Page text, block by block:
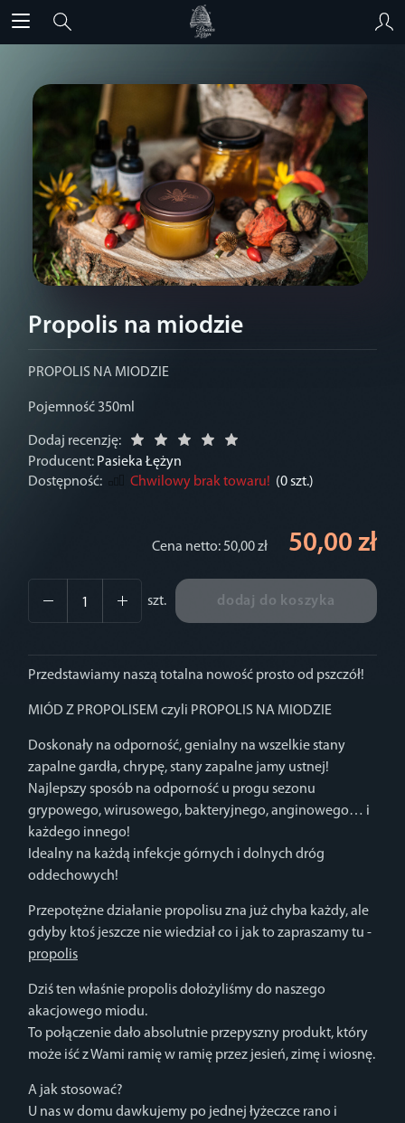
Propolis na miodzie
PROPOLIS NA MIODZIE
Pojemność 350ml
Dodaj recenzję:
Producent: Pasieka Łężyn
Dostępność:
Chwilowy brak towaru! (0szt.)
Cena netto: 50,00 zł 50,00 zł
szt. dodaj do koszyka
Przedstawiamy naszą totalna nowość prosto od pszczół!
MIÓD Z PROPOLISEM czyli PROPOLIS NA MIODZIE
Doskonały na odporność, genialny na wszelkie stany
zapalne gardła, chrypę, stany zapalne jamy ustnej!
Najlepszy sposób na odporność u progu sezonu
grypowego, wirusowego, bakteryjnego, anginowego… i
każdego innego!
Idealny na każdą infekcje górnych i dolnych dróg
oddechowych!
Przepotężne działanie propolisu zna już chyba każdy, ale
gdyby ktoś jeszcze nie wiedział co i jak to zapraszamy tu -
propolis
Dziś ten właśnie propolis dołożyliśmy do naszego
akacjowego miodu.
To połączenie dało absolutnie przepyszny produkt, który
może iść z Wami ramię w ramię przez jesień, zimę i wiosnę.
A jak stosować?
U nas w domu dawkujemy po jednej łyżeczce rano i